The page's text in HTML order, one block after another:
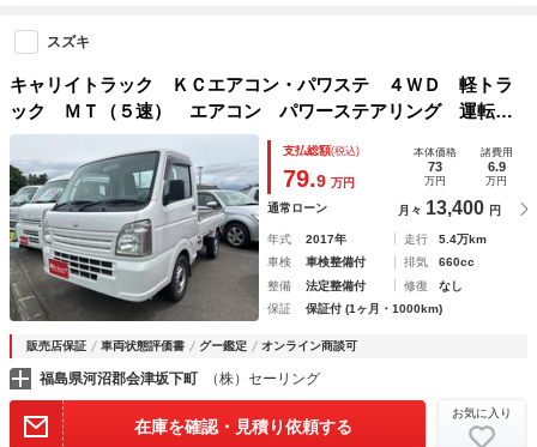
スズキ
キャリイトラック ＫＣエアコン・パワステ ４ＷＤ 軽トラ
ック ＭＴ（５速） エアコン パワーステアリング 運転席
エアバッグ 最大積載量３５０ｋｇ 修復歴無し 車検整備付
き
支払総額(税込)
79.9 万円
本体価格
73
万円
諸費用
6.9
万円
通常ローン 月々 13,400 円
年式 2017年 走行
5.4万km
車検
車検整備付 排気
660cc
整備
法定整備付 修復
なし
保証
保証付 (1ヶ月・1000km)
販売店保証 車両状態評価書 グー鑑定 オンライン商談可
福島県河沼郡会津坂下町 （株）セーリング
在庫を確認・見積り依頼する
お気に入り